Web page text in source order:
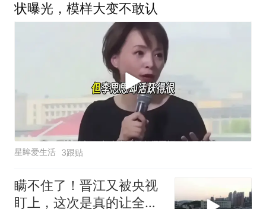
状曝光，模样大变不敢认
星眸爱生活 3跟贴
瞒不住了！晋江又被央视
盯上，这次是真的让全国